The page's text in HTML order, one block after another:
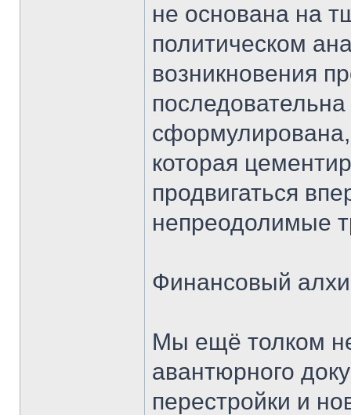
не основана на
политическом
возникновения
которая
продвигаться
непреодолимые
Финансовый
Мы ещё толком
авантюрного
перестройки и